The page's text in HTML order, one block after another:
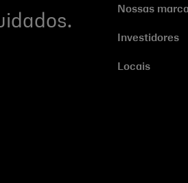
Nossas
Investidores
Locais